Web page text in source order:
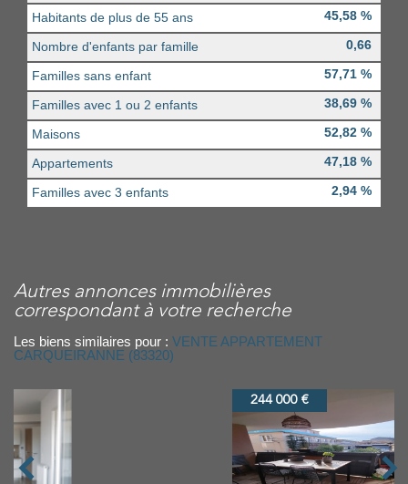
Habitants de plus de 55 ans 45,58 %
Nombre d'enfants par famille 0,66
Familles sans enfant 57,71 %
Familles avec 1 ou 2 enfants 38,69 %
Maisons 52,82 %
Appartements 47,18 %
Familles avec 3 enfants 2,94 %
autres annonces immobilières
correspondant à votre recherche
Les biens similaires pour : VENTE APPARTEMENT
CARQUEIRANNE (83320)